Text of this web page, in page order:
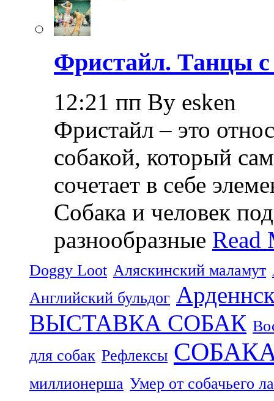
Фристайл. Танцы с
12:21 пп By esken
Фристайл – это
собакой, который
сочетает в себе
Собака и человек
разнообразные Read
Doggy Loot Аляскинский маламут
Английский бульдог
ВЫСТАВКА СОБАК
для собак Рефлексы
миллионерша Умер от собачьего